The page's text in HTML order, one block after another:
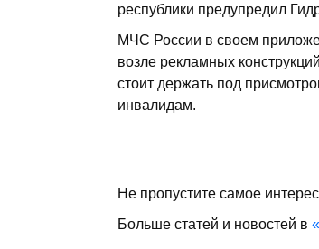
республики предупредил
МЧС России в своем
возле рекламных
стоит держать под
инвалидам.
Не пропустите самое
Больше статей и новостей в